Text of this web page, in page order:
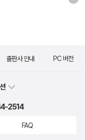
출판사 안내 PC 버전
2514
FAQ